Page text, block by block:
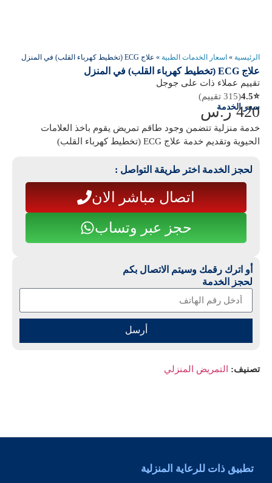
الرئيسية » اسعار الخدمات الطبية » علاج ECG (تخطيط كهرباء القلب) في المنزل
علاج ECG (تخطيط كهرباء القلب) في المنزل
تقييم عملاء ذات على جوجل
⭐
4.5(315 تقييم)
سعر الخدمة
420 ر.س
خدمة منزلية تتضمن وجود طاقم تمريض يقوم باخذ العلامات
الحيوية وتقديم خدمة علاج ECG (تخطيط كهرباء القلب)
لحجز الخدمة اختر طريقة التواصل :
اتصال مباشر الان
حجز عبر وتساب
أو اترك رقمك وسيتم الاتصال بكم
لحجز الخدمة
أرسل
تصنيف: التمريض المنزلي
تطبيق ذات للرعاية المنزلية